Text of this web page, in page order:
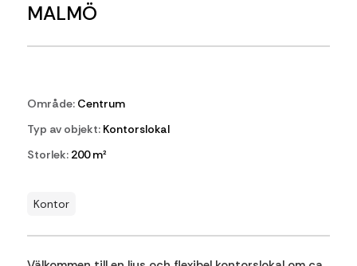
MALMÖ
Område:Centrum
Typ av objekt:Kontorslokal
Storlek:200 m²
Kontor